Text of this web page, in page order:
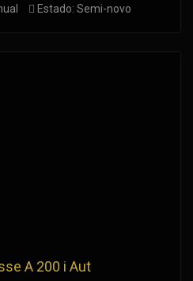
Estado: Semi-novo
A 200 i Aut